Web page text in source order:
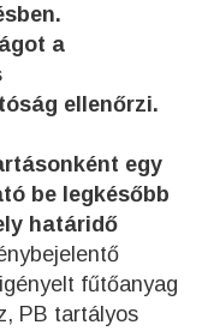
a
ellenőrzi.
egy
be legkésőbb
határidő
fűtőanyag
PB tartályos